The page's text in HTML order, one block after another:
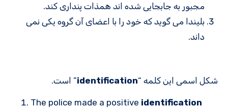
مجبور به جابجایی شده اند همذات پنداری کند.
بلیندا می گوید که خود را با اعضای آن گروه یکی نمی
داند.
شکل اسمی این کلمه “identification” است.
The police made a positive identification